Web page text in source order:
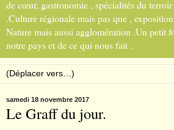
de cœur, gastronomie , spécialités du
.Culture régionale mais pas que ,
Nature mais aussi agglomération .Un petit
notre pays et de ce qui nous fait .
samedi 18 novembre 2017
Le Graff du jour.